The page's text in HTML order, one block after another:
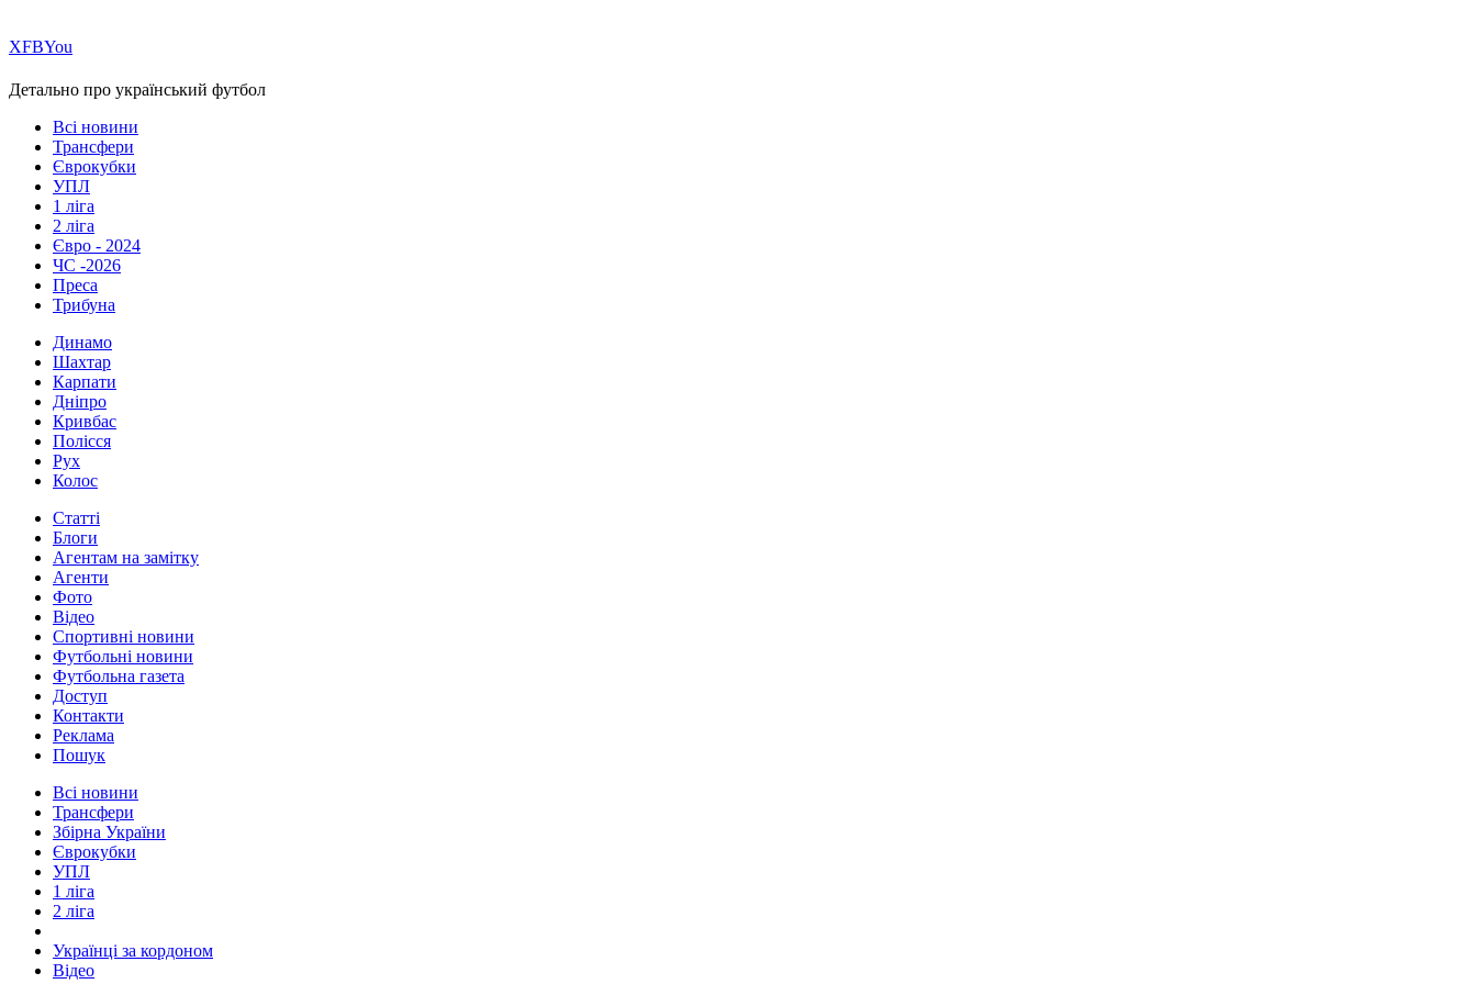
ХFBYou
Детально про український футбол
Всі новини
Трансфери
Єврокубки
УПЛ
1 ліга
2 ліга
Євро - 2024
ЧС -2026
Преса
Трибуна
Динамо
Шахтар
Карпати
Дніпро
Кривбас
Полісся
Рух
Колос
Статті
Блоги
Агентам на замітку
Агенти
Фото
Відео
Спортивні новини
Футбольні новини
Футбольна газета
Доступ
Контакти
Реклама
Пошук
Всі новини
Трансфери
Збірна України
Єврокубки
УПЛ
1 ліга
2 ліга
Українці за кордоном
Відео